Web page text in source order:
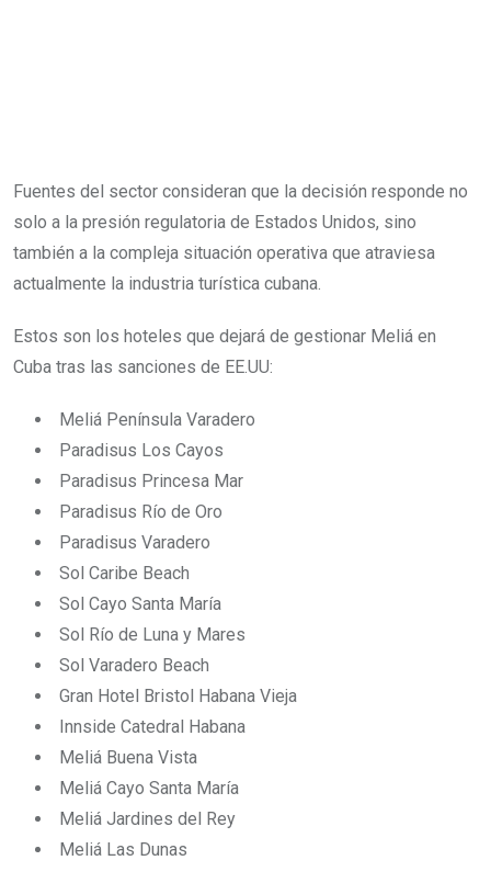
Fuentes del sector consideran que la decisión responde no
solo a la presión regulatoria de Estados Unidos, sino
también a la compleja situación operativa que atraviesa
actualmente la industria turística cubana.
Estos son los hoteles que dejará de gestionar Meliá en
Cuba tras las sanciones de EE.UU:
Meliá Península Varadero
Paradisus Los Cayos
Paradisus Princesa Mar
Paradisus Río de Oro
Paradisus Varadero
Sol Caribe Beach
Sol Cayo Santa María
Sol Río de Luna y Mares
Sol Varadero Beach
Gran Hotel Bristol Habana Vieja
Innside Catedral Habana
Meliá Buena Vista
Meliá Cayo Santa María
Meliá Jardines del Rey
Meliá Las Dunas